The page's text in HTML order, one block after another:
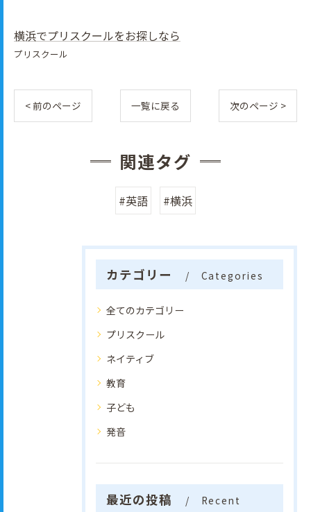
横浜でプリスクールをお探しなら
プリスクール
< 前のページ 一覧に戻る 次のページ >
関連タグ
#英語 #横浜
カテゴリー Categories
全てのカテゴリー
プリスクール
ネイティブ
教育
子ども
発音
最近の投稿
Recent